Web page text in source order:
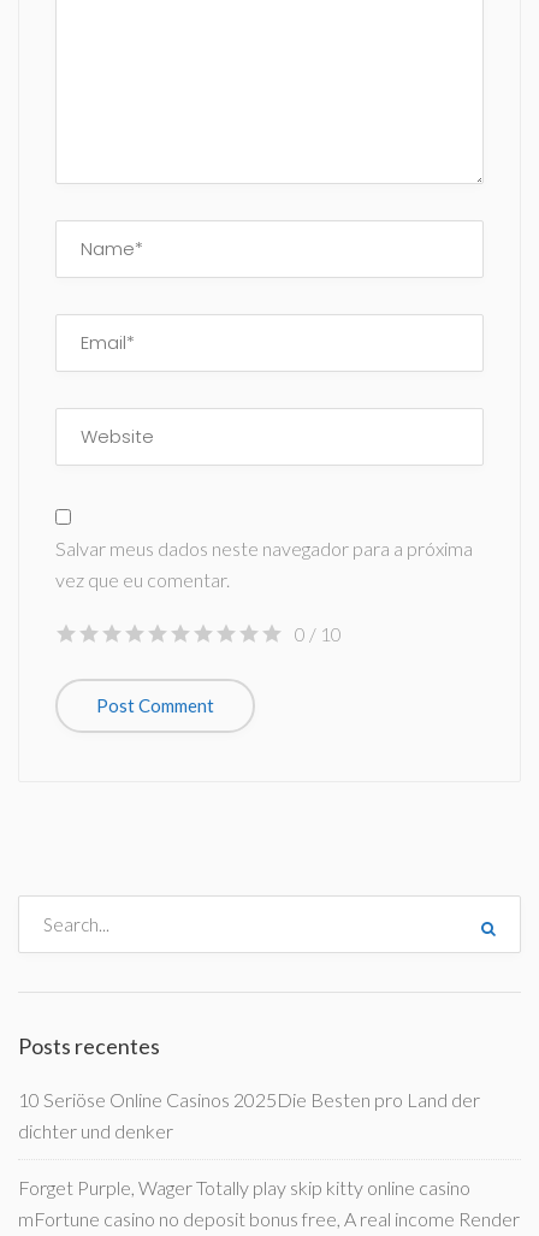
Salvar meus dados neste navegador para a próxima
vez que eu comentar.
0 / 10
Posts recentes
10 Seriöse Online Casinos 2025Die Besten pro Land der
dichter und denker
Forget Purple, Wager Totally play skip kitty online casino
mFortune casino no deposit bonus free, A real income Render